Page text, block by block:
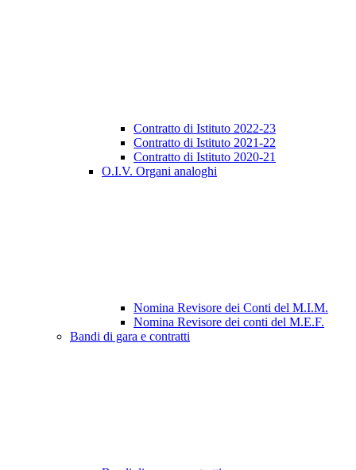
Contratto di Istituto 2022-23
Contratto di Istituto 2021-22
Contratto di Istituto 2020-21
O.I.V. Organi analoghi
Nomina Revisore dei Conti del M.I.M.
Nomina Revisore dei conti del M.E.F.
Bandi di gara e contratti